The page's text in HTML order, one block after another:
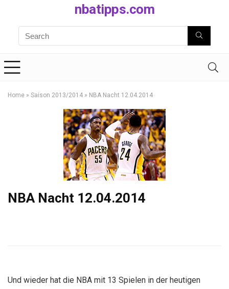
nbatipps.com
Home » Saison 2013/2014 » NBA Nacht 12.04.2014
NBA Nacht 12.04.2014
Und wieder hat die NBA mit 13 Spielen in der heutigen